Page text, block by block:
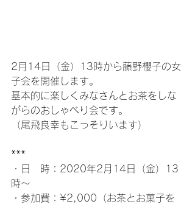
2月14日（金）13時から藤野櫻子の女
子会を開催します。
基本的に楽しくみなさんとお茶をしな
がらのおしゃべり会です。
（尾飛良幸もこっそりいます）
***
・日　時：2020年2月14日（金）13
時〜
・参加費：¥2,000（お茶とお菓子を